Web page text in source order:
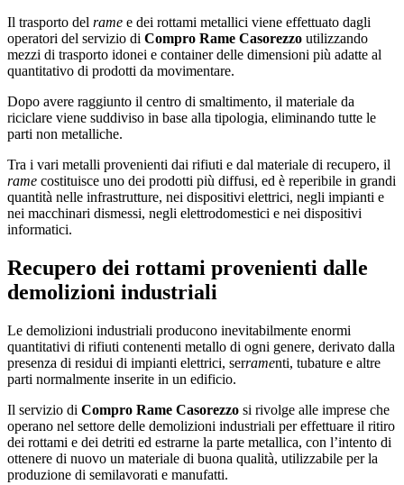
Il trasporto del rame e dei rottami metallici viene effettuato dagli
operatori del servizio di Compro Rame Casorezzo utilizzando
mezzi di trasporto idonei e container delle dimensioni più adatte al
quantitativo di prodotti da movimentare.
Dopo avere raggiunto il centro di smaltimento, il materiale da
riciclare viene suddiviso in base alla tipologia, eliminando tutte le
parti non metalliche.
Tra i vari metalli provenienti dai rifiuti e dal materiale di recupero, il
rame costituisce uno dei prodotti più diffusi, ed è reperibile in grandi
quantità nelle infrastrutture, nei dispositivi elettrici, negli impianti e
nei macchinari dismessi, negli elettrodomestici e nei dispositivi
informatici.
Recupero dei rottami provenienti dalle
demolizioni industriali
Le demolizioni industriali producono inevitabilmente enormi
quantitativi di rifiuti contenenti metallo di ogni genere, derivato dalla
presenza di residui di impianti elettrici, serramenti, tubature e altre
parti normalmente inserite in un edificio.
Il servizio di Compro Rame Casorezzo si rivolge alle imprese che
operano nel settore delle demolizioni industriali per effettuare il ritiro
dei rottami e dei detriti ed estrarne la parte metallica, con l’intento di
ottenere di nuovo un materiale di buona qualità, utilizzabile per la
produzione di semilavorati e manufatti.